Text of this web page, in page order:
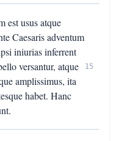
est usus atque
Caesaris adventum
iniurias inferrent
versantur, atque
amplissimus, ita
habet. Hanc
15